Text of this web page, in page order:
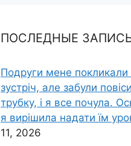
ПОСЛЕДНЫЕ
Подруги мене покликали
зустріч, але забули
трубку, і я все почула.
я вирішила надати їм
11, 2026